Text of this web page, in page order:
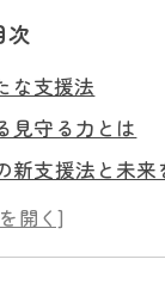
次
な支援法
見守る力とは
新支援法と未来
る最適な見守り方
るべき支援の特